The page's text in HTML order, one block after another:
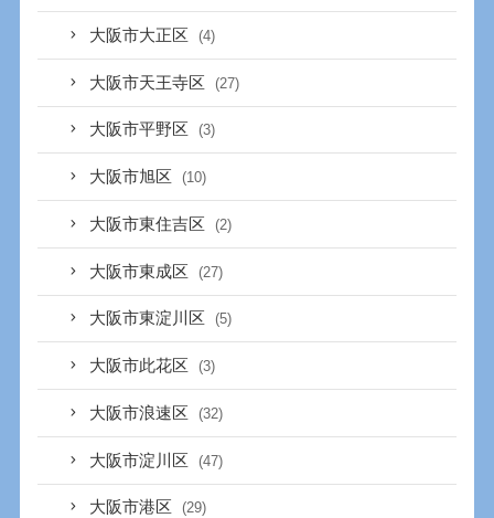
大阪市大正区 (4)
大阪市天王寺区 (27)
大阪市平野区 (3)
大阪市旭区 (10)
大阪市東住吉区 (2)
大阪市東成区 (27)
大阪市東淀川区 (5)
大阪市此花区 (3)
大阪市浪速区 (32)
大阪市淀川区 (47)
大阪市港区 (29)